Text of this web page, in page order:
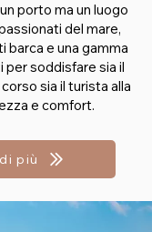
porto ma un luogo
del mare,
barca e una gamma
soddisfare sia il
sia il turista alla
e comfort.
più